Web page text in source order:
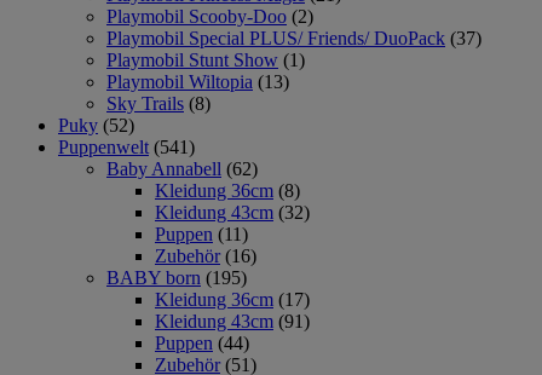
Playmobil Scooby-Doo (2)
Playmobil Special PLUS/ Friends/ DuoPack (37)
Playmobil Stunt Show (1)
Playmobil Wiltopia (13)
Sky Trails (8)
Puky (52)
Puppenwelt (541)
Baby Annabell (62)
Kleidung 36cm (8)
Kleidung 43cm (32)
Puppen (11)
Zubehör (16)
BABY born (195)
Kleidung 36cm (17)
Kleidung 43cm (91)
Puppen (44)
Zubehör (51)